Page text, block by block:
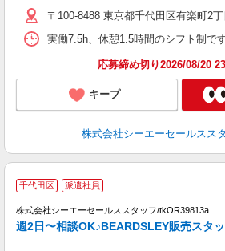
〒100-8488 東京都千代田区有楽町2
実働7.5h、休憩1.5時間のシフト制
応募締め切り2026/08/20
キープ
株式会社シーエーセールスス
千代田区 派遣社員
株式会社シーエーセールススタッフ/tkOR39813a
週2日〜相談OK♪BEARDSLEY販売スタ